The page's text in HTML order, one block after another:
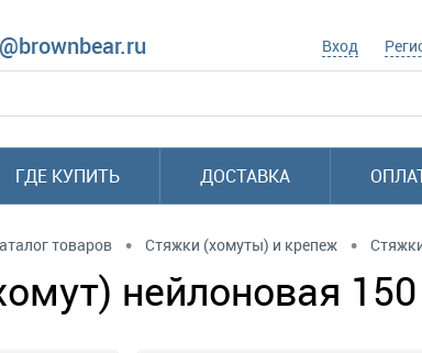
Вход
ГДЕ КУПИТЬ ДОСТАВКА
товаров • Стяжки (хомуты) и крепеж •
нейлоновая